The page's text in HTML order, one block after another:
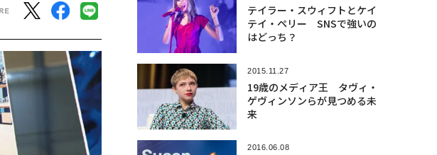
テイラー・スウィフトとケイ
テイ・ペリー SNSで強いの
はどっち？
2015.11.27
19歳のメディア王 タヴィ・
ゲヴィンソンらが見つめる未
来
2016.06.08